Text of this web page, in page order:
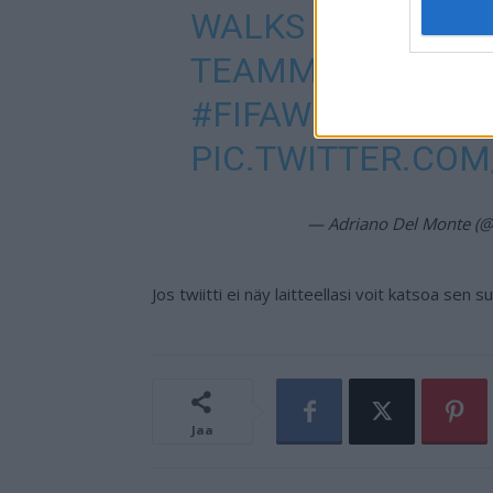
WALKS
TEAMMATES
#FIFAWORLDCUP
— Adriano Del Monte
Jos twiitti ei näy laitteellasi voit katsoa sen
Jaa